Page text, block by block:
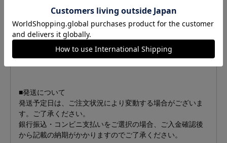
日常使いを考慮しセンターストーンは高さをおさえ、着け
「キングダム ハーツ」幸運のマーク/リング with CZと重ね
着けすることで、より華やかな手元を演出。
これからの日々を「キングダム ハーツ」と共に……。
■発送について
発送予定日は、ご注文状況により変動する場合がございま
す。ご了承ください。
銀行振込・コンビニ支払いをご選択の場合、ご入金確認後
から記載の納期がかかりますのでご了承ください。